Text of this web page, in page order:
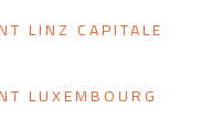
LINZ CAPITALE
LUXEMBOURG